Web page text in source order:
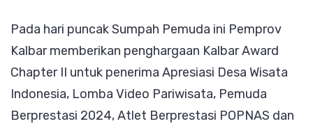
Pada hari puncak Sumpah Pemuda ini Pemprov
Kalbar memberikan penghargaan Kalbar Award
Chapter II untuk penerima Apresiasi Desa Wisata
Indonesia, Lomba Video Pariwisata, Pemuda
Berprestasi 2024, Atlet Berprestasi POPNAS dan